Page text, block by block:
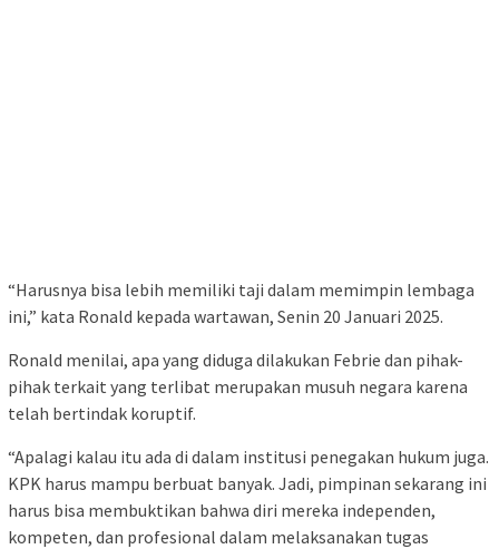
“Harusnya bisa lebih memiliki taji dalam memimpin lembaga
ini,” kata Ronald kepada wartawan, Senin 20 Januari 2025.
Ronald menilai, apa yang diduga dilakukan Febrie dan pihak-
pihak terkait yang terlibat merupakan musuh negara karena
telah bertindak koruptif.
“Apalagi kalau itu ada di dalam institusi penegakan hukum juga.
KPK harus mampu berbuat banyak. Jadi, pimpinan sekarang ini
harus bisa membuktikan bahwa diri mereka independen,
kompeten, dan profesional dalam melaksanakan tugas